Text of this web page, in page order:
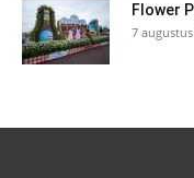
Flower
7